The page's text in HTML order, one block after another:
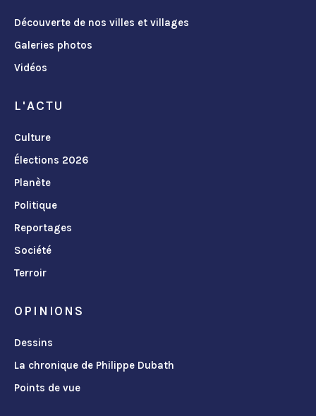
Découverte de nos villes et villages
Galeries photos
Vidéos
L'ACTU
Culture
Élections 2026
Planète
Politique
Reportages
Société
Terroir
OPINIONS
Dessins
La chronique de Philippe Dubath
Points de vue